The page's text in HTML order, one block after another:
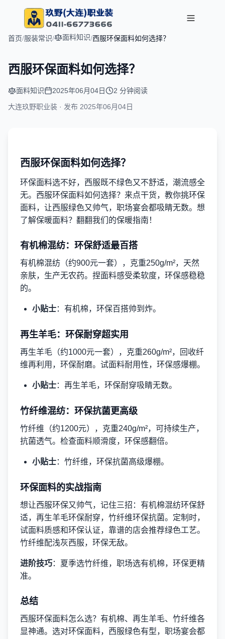
首页/服装常识/ 面料知识/西服环保面料如何选择？
西服环保面料如何选择？
面料知识 2025年06月04日
2 分钟阅读
大连玖野职业装 · 发布 2025年06月04日
西服环保面料如何选择？
环保面料选不好，西服既不绿色又不舒适，潮流感全
无。西服环保面料如何选择？来点干货，教你挑环保
面料，让西服绿色又帅气，职场宴会都吸睛无数。想
了解保暖面料？翻翻我们的保暖指南！
有机棉混纺：环保舒适最百搭
有机棉混纺（约900元一套），克重250g/m²，天然
亲肤，生产无农药。捏面料感受柔软度，环保感稳稳
的。
小贴士：有机棉，环保百搭帅到炸。
再生羊毛：环保耐穿超实用
再生羊毛（约1000元一套），克重260g/m²，回收纤
维再利用，环保耐磨。试面料耐用性，环保感爆棚。
小贴士：再生羊毛，环保耐穿吸睛无数。
竹纤维混纺：环保抗菌更高级
竹纤维（约1200元），克重240g/m²，可持续生产，
抗菌透气。检查面料顺滑度，环保感翻倍。
小贴士：竹纤维，环保抗菌高级爆棚。
环保面料的实战指南
想让西服环保又帅气，记住三招：有机棉混纺环保舒
适，再生羊毛环保耐穿，竹纤维环保抗菌。定制时，
试面料质感和环保认证，靠谱的店会推荐绿色工艺。
竹纤维配浅灰西服，环保无敌。
进阶技巧：夏季选竹纤维，职场选有机棉，环保更精
准。
总结
西服环保面料怎么选？有机棉、再生羊毛、竹纤维各
显神通。选对环保面料，西服绿色有型，职场宴会都